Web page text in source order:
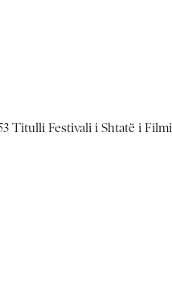
Titulli Festivali i Shtatë i